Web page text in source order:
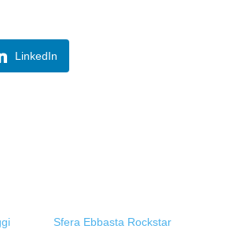
LinkedIn
Sfera Ebbasta Rockstar